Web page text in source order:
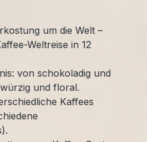
um die Welt –
Weltreise in 12
von schokoladig und
und floral.
Kaffees